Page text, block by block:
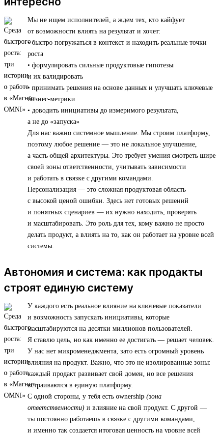
Мы не ищем исполнителей, а ждем тех, кто кайфует
от возможности влиять на результат и хочет:
• быстро погружаться в контекст и находить реальные точки
роста
• формулировать сильные продуктовые гипотезы
и их валидировать
• принимать решения на основе данных и улучшать ключевые
бизнес-метрики
• доводить инициативы до измеримого результата,
а не до «запуска»
Для нас важно системное мышление. Мы строим платформу,
поэтому любое решение — это не локальное улучшение,
а часть общей архитектуры. Это требует умения смотреть шире
своей зоны ответственности, учитывать зависимости
и работать в связке с другими командами.
Персонализация — это сложная продуктовая область
с высокой ценой ошибки. Здесь нет готовых решений
и понятных сценариев — их нужно находить, проверять
и масштабировать. Это роль для тех, кому важно не просто
делать продукт, а влиять на то, как он работает на уровне всей
системы.
Автономия и система: как продакты
строят единую систему
У каждого есть реальное влияние на ключевые показатели
и возможность запускать инициативы, которые
масштабируются на десятки миллионов пользователей.
Я ставлю цель, но как именно ее достигать — решает человек.
У нас нет микроменеджмента, зато есть огромный уровень
влияния на продукт. Важно, что это не изолированные зоны:
каждый продакт развивает свой домен, но все решения
встраиваются в единую платформу.
С одной стороны, у тебя есть ownership (зона
ответственности) и влияние на свой продукт. С другой —
ты постоянно работаешь в связке с другими командами,
и именно так создается итоговая ценность на уровне всей